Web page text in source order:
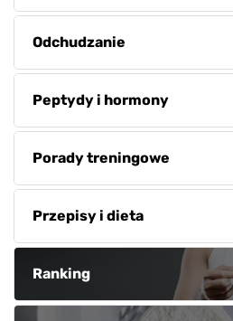
Odchudzanie
Peptydy i hormony
Porady treningowe
Przepisy i dieta
Ranking